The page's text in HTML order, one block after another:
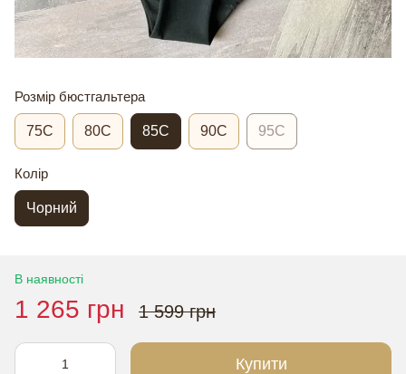
Розмір бюстгальтера
75C 80C 85C 90C 95C
Колір
Чорний
В наявності
1 265 грн 1 599 грн
Купити